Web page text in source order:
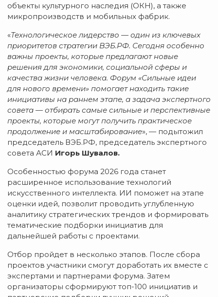
объекты культурного наследия (ОКН), а также
микропроизводств и мобильных фабрик.
«Технологическое лидерство — один из ключевых
приоритетов стратегии ВЭБ.РФ. Сегодня особенно
важны проекты, которые предлагают новые
решения для экономики, социальной сферы и
качества жизни человека. Форум «Сильные идеи
для нового времени» помогает находить такие
инициативы на раннем этапе, а задача экспертного
совета — отбирать самые сильные и перспективные
проекты, которые могут получить практическое
продолжение и масштабирование», — подытожил
председатель ВЭБ.РФ, председатель экспертного
совета АСИ Игорь Шувалов.
Особенностью форума 2026 года станет
расширенное использование технологий
искусственного интеллекта. ИИ поможет на этапе
оценки идей, позволит проводить углубленную
аналитику стратегических трендов и формировать
тематические подборки инициатив для
дальнейшей работы с проектами.
Отбор пройдет в несколько этапов. После сбора
проектов участники смогут доработать их вместе с
экспертами и партнерами форума. Затем
организаторы сформируют топ-100 инициатив и